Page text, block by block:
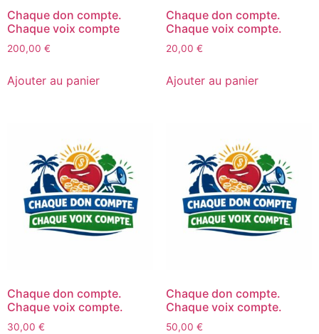
Chaque don compte.
Chaque voix compte
200,00 €
Ajouter au panier
Chaque don compte.
Chaque voix compte.
20,00 €
Ajouter au panier
Chaque don compte.
Chaque voix compte.
30,00 €
Chaque don compte.
Chaque voix compte.
50,00 €